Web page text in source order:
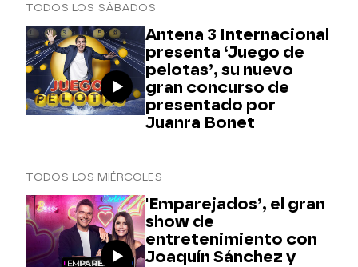
TODOS LOS SÁBADOS
Antena 3 Internacional
presenta ‘Juego de
pelotas’, su nuevo
gran concurso de
presentado por
Juanra Bonet
TODOS LOS MIÉRCOLES
'Emparejados’, el gran
show de
entretenimiento con
Joaquín Sánchez y